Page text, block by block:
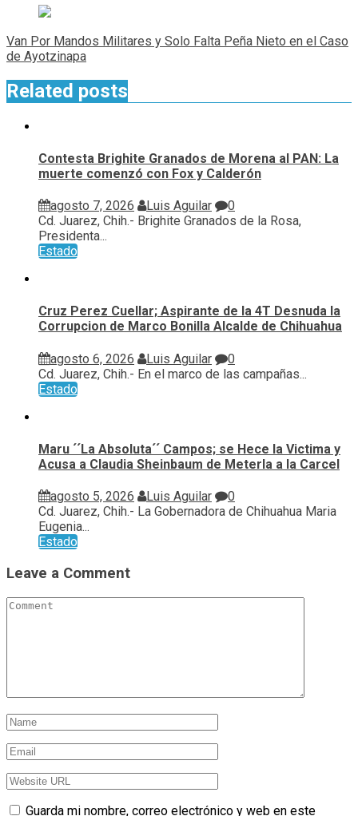
Van Por Mandos Militares y Solo Falta Peña Nieto en el Caso
de Ayotzinapa
Related posts
Contesta Brighite Granados de Morena al PAN: La
muerte comenzó con Fox y Calderón
agosto 7, 2026 Luis Aguilar
0
Cd. Juarez, Chih.- Brighite Granados de la Rosa,
Presidenta...
Estado
Cruz Perez Cuellar; Aspirante de la 4T Desnuda la
Corrupcion de Marco Bonilla Alcalde de Chihuahua
agosto 6, 2026 Luis Aguilar
0
Cd. Juarez, Chih.- En el marco de las campañas...
Estado
Maru ´´La Absoluta´´ Campos; se Hece la Victima y
Acusa a Claudia Sheinbaum de Meterla a la Carcel
agosto 5, 2026 Luis Aguilar
0
Cd. Juarez, Chih.- La Gobernadora de Chihuahua Maria
Eugenia...
Estado
Leave a Comment
Guarda mi nombre, correo electrónico y web en este